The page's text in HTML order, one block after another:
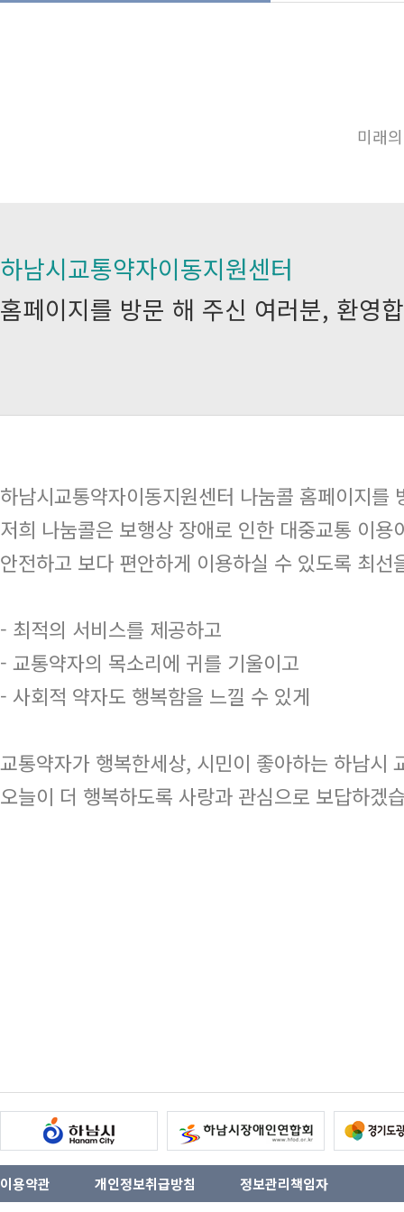
미래
하남시교통약자이동지원센터
홈페이지를 방문 해 주신 여러분, 환영
하남시교통약자이동지원센터 나눔콜 홈페이지를
저희 나눔콜은 보행상 장애로 인한 대중교통 이
안전하고 보다 편안하게 이용하실 수 있도록 최선
- 최적의 서비스를 제공하고
- 교통약자의 목소리에 귀를 기울이고
- 사회적 약자도 행복함을 느낄 수 있게
교통약자가 행복한세상, 시민이 좋아하는 하남시
오늘이 더 행복하도록 사랑과 관심으로 보답하겠
이용약관 개인정보취급방침 정보관리책임자